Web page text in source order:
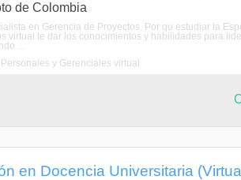
de Colombia
en Gerencia de Proyectos. Por qu estudiar la
virtual te dar los conocimientos y habilidades para
...
y Gerenciales virtual
en Docencia Universitaria